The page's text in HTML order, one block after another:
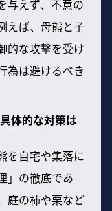
与えず、不意の
えば、母熊と子
的な攻撃を受け
為は避けるべき
体的な対策は
を自宅や集落に
」の徹底であ
庭の柿や栗など